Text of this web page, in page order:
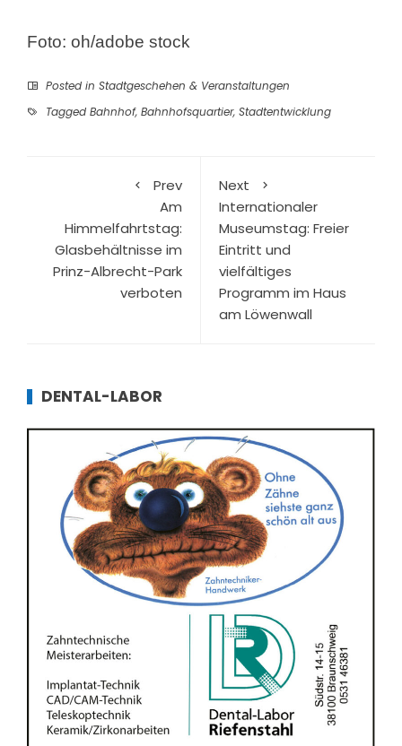
Foto: oh/adobe stock
Posted in Stadtgeschehen & Veranstaltungen
Tagged Bahnhof, Bahnhofsquartier, Stadtentwicklung
Prev
Am
Himmelfahrtstag:
Glasbehältnisse im
Prinz-Albrecht-Park
verboten
Next
Internationaler
Museumstag: Freier
Eintritt und
vielfältiges
Programm im Haus
am Löwenwall
DENTAL-LABOR